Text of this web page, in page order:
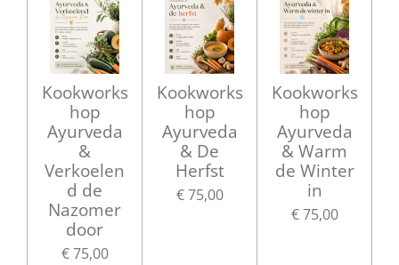
Kookworks
hop
Ayurveda
&
Verkoelen
d de
Nazomer
door
€ 75,00
Kookworks
hop
Ayurveda
& De
Herfst
€ 75,00
Kookworks
hop
Ayurveda
& Warm
de Winter
in
€ 75,00